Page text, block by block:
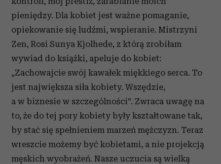
pieniędzy. Dla kobiet jest ważne pomaganie,
opiekowanie się ludźmi, wspieranie. Mistrzyni
Zen, Rosi Sunya Kjolhede, z którą zrobiłam
wywiad do książki, apeluje do kobiet:
„Zachowajcie swój kawałek miękkiego serca. To
jest największa siła kobiety. Wszędzie,
a w biznesie w szczególności”. Zwraca uwagę na
to, że do tej pory kobiety były kształtowane tak,
by stać się spełnieniem marzeń mężczyzn. Teraz
wreszcie możemy być kobietami, a nie projekcją
męskich wyobrażeń. Nasze uczucia są wielką